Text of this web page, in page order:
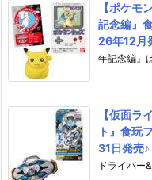
【ポケモ
記念編』
26年12月
年記念編』
【仮面ラ
ト』食玩
31日発売♪
ドライバー